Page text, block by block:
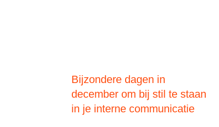
Bijzondere dagen in
december om bij stil te staan
in je interne communicatie